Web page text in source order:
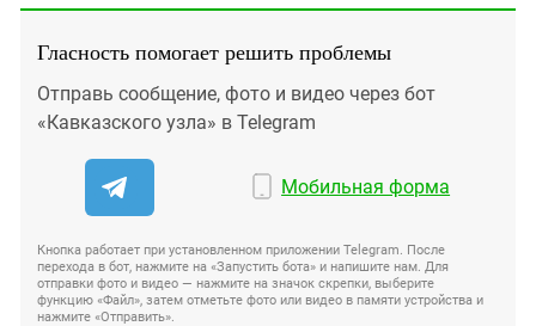
Гласность помогает решить проблемы
Отправь сообщение, фото и видео через бот
«Кавказского узла» в Telegram
Мобильная форма
Кнопка работает при установленном приложении Telegram. После
перехода в бот, нажмите на «Запустить бота» и напишите нам. Для
отправки фото и видео — нажмите на значок скрепки, выберите
функцию «Файл», затем отметьте фото или видео в памяти устройства и
нажмите «Отправить».